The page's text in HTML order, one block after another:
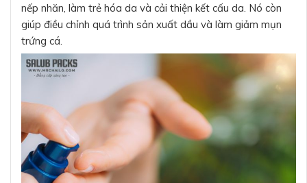
nếp nhăn, làm trẻ hóa da và cải thiện kết cấu da. Nó còn
giúp điều chỉnh quá trình sản xuất dầu và làm giảm mụn
trứng cá.